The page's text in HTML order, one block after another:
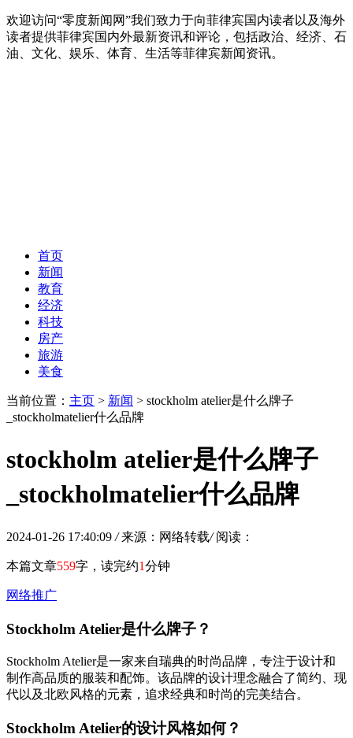
欢迎访问“零度新闻网”我们致力于向菲律宾国内读者以及海外
读者提供菲律宾国内外最新资讯和评论，包括政治、经济、石
油、文化、娱乐、体育、生活等菲律宾新闻资讯。
首页
新闻
教育
经济
科技
房产
旅游
美食
当前位置： 主页 > 新闻 > stockholm atelier是什么牌子
_stockholmatelier什么品牌
stockholm atelier是什么牌子
_stockholmatelier什么品牌
2024-01-26 17:40:09 / 来源：网络转载/ 阅读：
本篇文章559字，读完约1分钟
网络推广
Stockholm Atelier是什么牌子？
Stockholm Atelier是一家来自瑞典的时尚品牌，专注于设计和
制作高品质的服装和配饰。该品牌的设计理念融合了简约、现
代以及北欧风格的元素，追求经典和时尚的完美结合。
Stockholm Atelier的设计风格如何？